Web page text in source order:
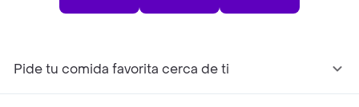
Pide tu comida favorita cerca de ti